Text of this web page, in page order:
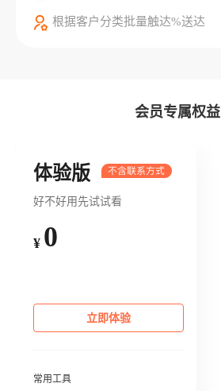
根据客户分类批量触达%送达
会员专属权益
体验版
好不好用先试试看
¥ 0
立即体验
常用工具